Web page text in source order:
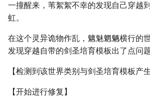
一撞醒来，苇絮絮不幸的发现自己穿越
虹。
在这个灵异诡物作乱，魑魅魍魉横行的
发现穿越自带的剑圣培育模板出了点问题
【检测到该世界类别与剑圣培育模板产
【开始进行修复】